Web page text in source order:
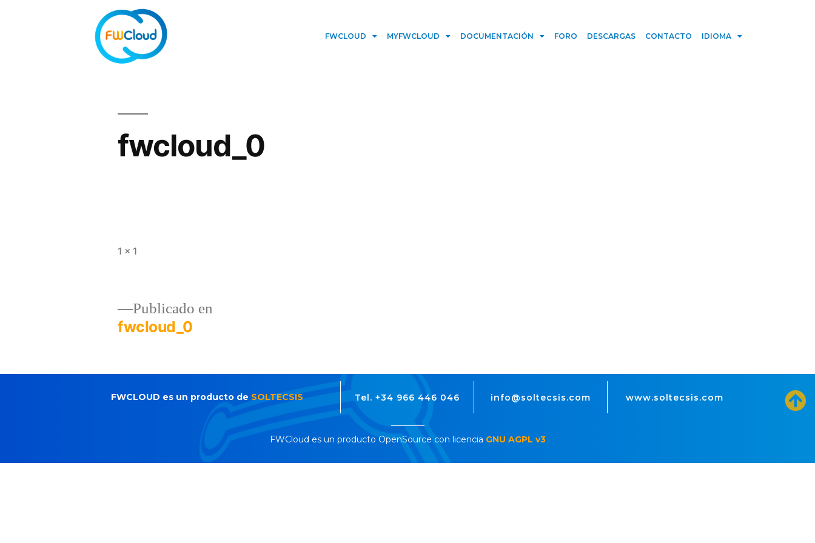
FWCLOUD MYFWCLOUD DOCUMENTACIÓN FORO DESCARGAS CONTACTO IDIOMA
fwcloud_0
1 × 1
Publicado en
fwcloud_0
FWCLOUD es un producto de SOLTECSIS Tel. +34 966 446 046 info@soltecsis.com www.soltecsis.com
FWCloud es un producto OpenSource con licencia GNU AGPL v3